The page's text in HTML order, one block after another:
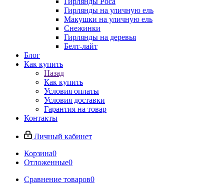
Гирлянды на уличную ель
Макушки на уличную ель
Снежинки
Гирлянды на деревья
Белт-лайт
Блог
Как купить
Назад
Как купить
Условия оплаты
Условия доставки
Гарантия на товар
Контакты
Личный кабинет
Корзина0
Отложенные0
Сравнение товаров0